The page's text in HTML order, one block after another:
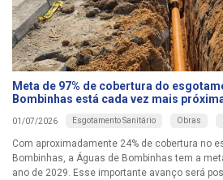
Meta de 97% de cobertura do
Bombinhas está cada vez mais
01/07/2026 Esgotamento Sanitário Obras
Com aproximadamente 24% de cobertura no
Bombinhas, a Águas de Bombinhas tem a
ano de 2029. Esse importante avanço será